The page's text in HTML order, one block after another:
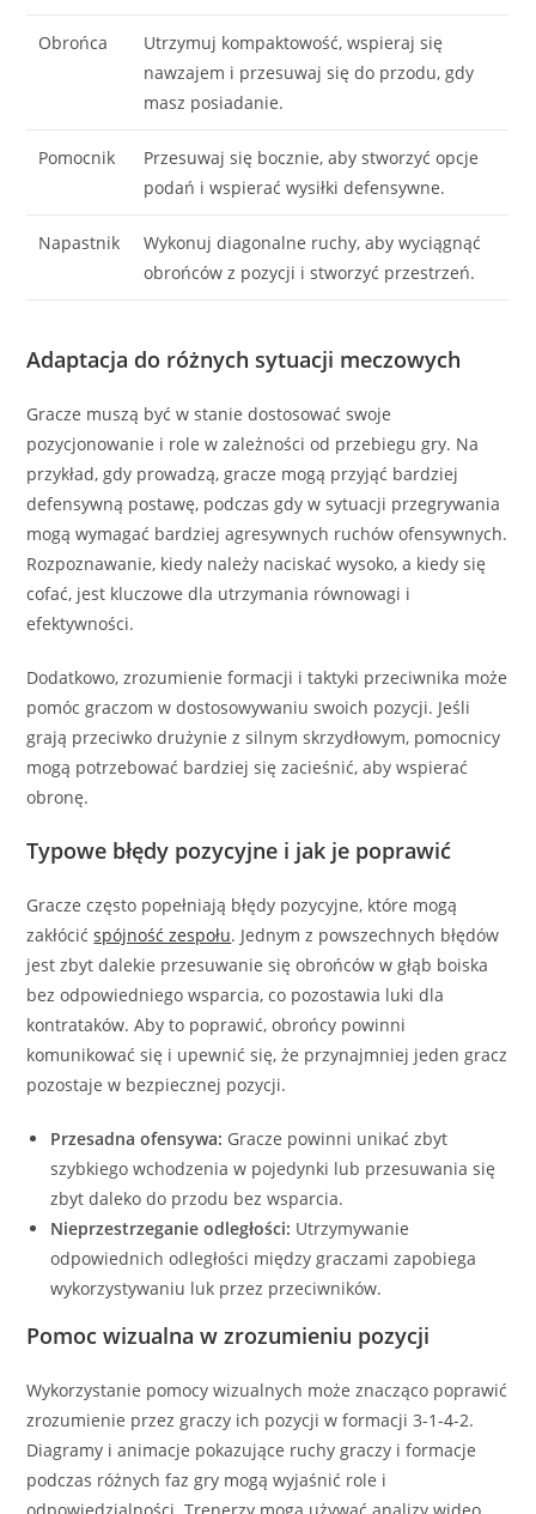
Obrońca
Utrzymuj kompaktowość, wspieraj się
nawzajem i przesuwaj się do przodu, gdy
masz posiadanie.
Pomocnik
Przesuwaj się bocznie, aby stworzyć opcje
podań i wspierać wysiłki defensywne.
Napastnik
Wykonuj diagonalne ruchy, aby wyciągnąć
obrońców z pozycji i stworzyć przestrzeń.
Adaptacja do różnych sytuacji meczowych
Gracze muszą być w stanie dostosować swoje
pozycjonowanie i role w zależności od przebiegu gry. Na
przykład, gdy prowadzą, gracze mogą przyjąć bardziej
defensywną postawę, podczas gdy w sytuacji przegrywania
mogą wymagać bardziej agresywnych ruchów ofensywnych.
Rozpoznawanie, kiedy należy naciskać wysoko, a kiedy się
cofać, jest kluczowe dla utrzymania równowagi i
efektywności.
Dodatkowo, zrozumienie formacji i taktyki przeciwnika może
pomóc graczom w dostosowywaniu swoich pozycji. Jeśli
grają przeciwko drużynie z silnym skrzydłowym, pomocnicy
mogą potrzebować bardziej się zacieśnić, aby wspierać
obronę.
Typowe błędy pozycyjne i jak je poprawić
Gracze często popełniają błędy pozycyjne, które mogą
zakłócićspójność zespołu. Jednym z powszechnych błędów
jest zbyt dalekie przesuwanie się obrońców w głąb boiska
bez odpowiedniego wsparcia, co pozostawia luki dla
kontrataków. Aby to poprawić, obrońcy powinni
komunikować się i upewnić się, że przynajmniej jeden gracz
pozostaje w bezpiecznej pozycji.
Przesadna ofensywa: Gracze powinni unikać zbyt
szybkiego wchodzenia w pojedynki lub przesuwania się
zbyt daleko do przodu bez wsparcia.
Nieprzestrzeganie odległości: Utrzymywanie
odpowiednich odległości między graczami zapobiega
wykorzystywaniu luk przez przeciwników.
Pomoc wizualna w zrozumieniu pozycji
Wykorzystanie pomocy wizualnych może znacząco poprawić
zrozumienie przez graczy ich pozycji w formacji 3-1-4-2.
Diagramy i animacje pokazujące ruchy graczy i formacje
podczas różnych faz gry mogą wyjaśnić role i
odpowiedzialności. Trenerzy mogą używać analizy wideo,